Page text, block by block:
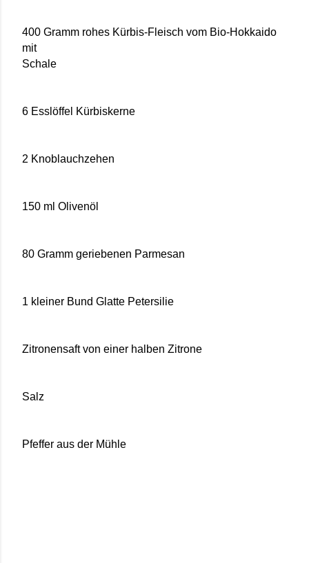
400 Gramm rohes Kürbis-Fleisch vom Bio-Hokkaido
mit
Schale
6 Esslöffel Kürbiskerne
2 Knoblauchzehen
150 ml Olivenöl
80 Gramm geriebenen Parmesan
1 kleiner Bund Glatte Petersilie
Zitronensaft von einer halben Zitrone
Salz
Pfeffer aus der Mühle